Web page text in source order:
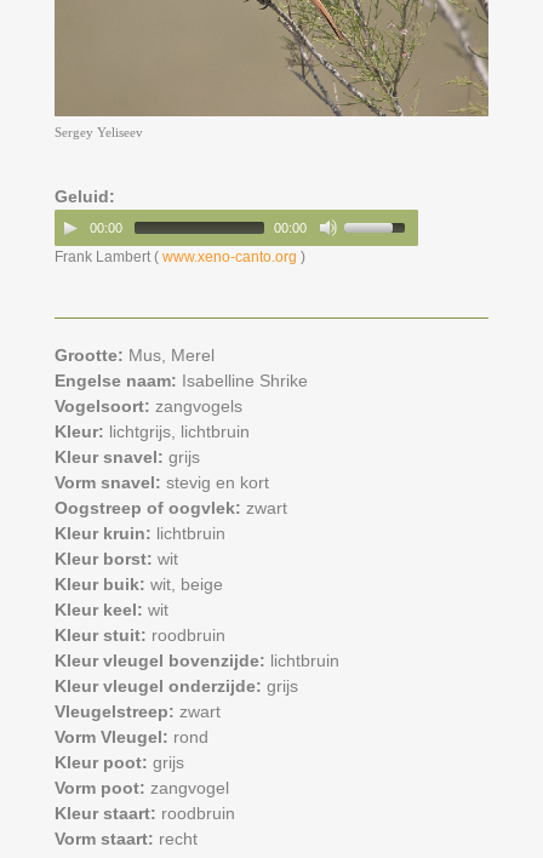
Sergey Yeliseev
Geluid:
00:00 00:00
Frank Lambert ( www.xeno-canto.org )
Grootte: Mus, Merel
Engelse naam: Isabelline Shrike
Vogelsoort: zangvogels
Kleur: lichtgrijs, lichtbruin
Kleur snavel: grijs
Vorm snavel: stevig en kort
Oogstreep of oogvlek: zwart
Kleur kruin: lichtbruin
Kleur borst: wit
Kleur buik: wit, beige
Kleur keel: wit
Kleur stuit: roodbruin
Kleur vleugel bovenzijde: lichtbruin
Kleur vleugel onderzijde: grijs
Vleugelstreep: zwart
Vorm Vleugel: rond
Kleur poot: grijs
Vorm poot: zangvogel
Kleur staart: roodbruin
Vorm staart: recht